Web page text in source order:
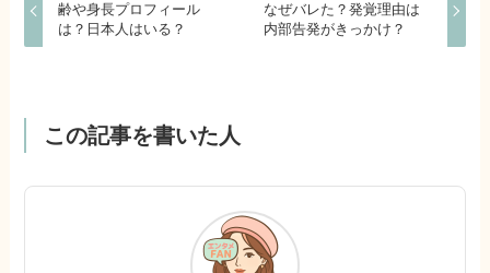
齢や身長プロフィール
は？日本人はいる？
なぜバレた？発覚理由は
内部告発がきっかけ？
この記事を書いた人